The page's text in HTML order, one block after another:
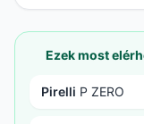
Ezek most
Pirelli P ZERO